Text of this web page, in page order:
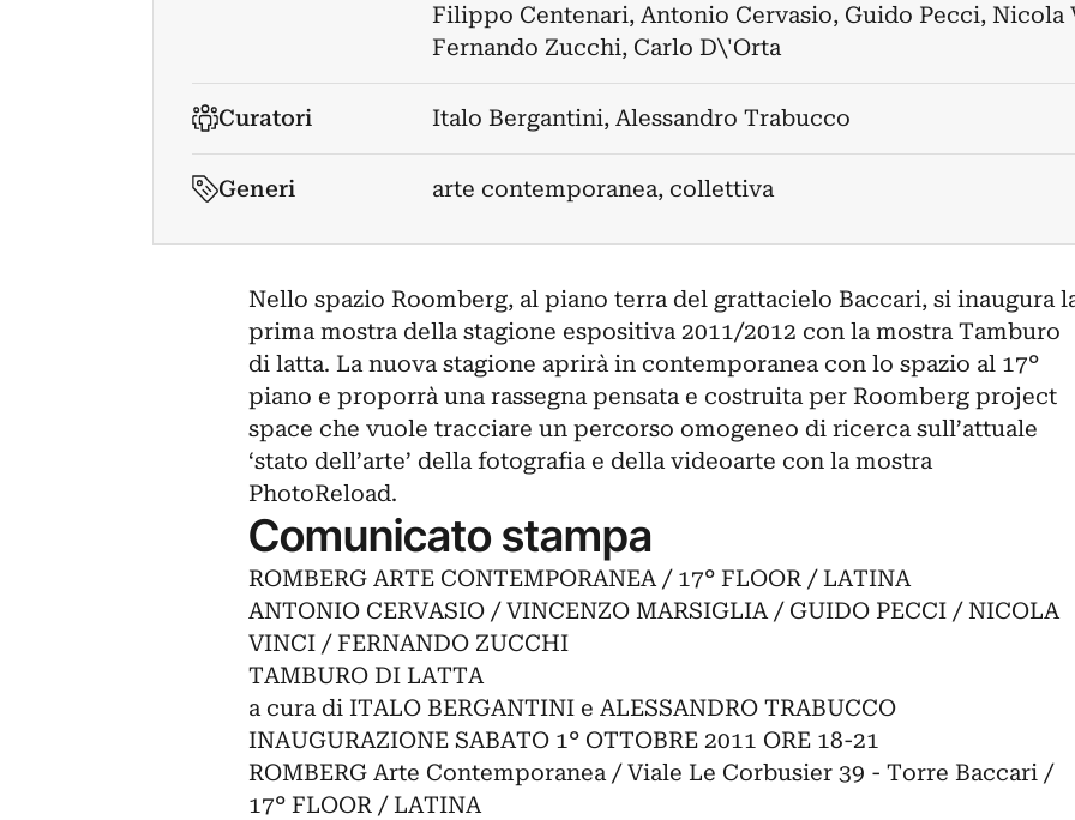
Filippo Centenari, Antonio Cervasio, Guido Pecci, Nicola
Fernando Zucchi, Carlo D\'Orta
Curatori Italo Bergantini, Alessandro Trabucco
Generi arte contemporanea, collettiva
Nello spazio Roomberg, al piano terra del grattacielo Baccari, si inaugura
prima mostra della stagione espositiva 2011/2012 con la mostra Tamburo
di latta. La nuova stagione aprirà in contemporanea con lo spazio al 17°
piano e proporrà una rassegna pensata e costruita per Roomberg project
space che vuole tracciare un percorso omogeneo di ricerca sull’attuale
‘stato dell’arte’ della fotografia e della videoarte con la mostra
PhotoReload.
Comunicato stampa
ROMBERG ARTE CONTEMPORANEA / 17° FLOOR / LATINA
ANTONIO CERVASIO / VINCENZO MARSIGLIA / GUIDO PECCI / NICOLA
VINCI / FERNANDO ZUCCHI
TAMBURO DI LATTA
a cura di ITALO BERGANTINI e ALESSANDRO TRABUCCO
INAUGURAZIONE SABATO 1° OTTOBRE 2011 ORE 18-21
ROMBERG Arte Contemporanea / Viale Le Corbusier 39 - Torre Baccari /
17° FLOOR / LATINA